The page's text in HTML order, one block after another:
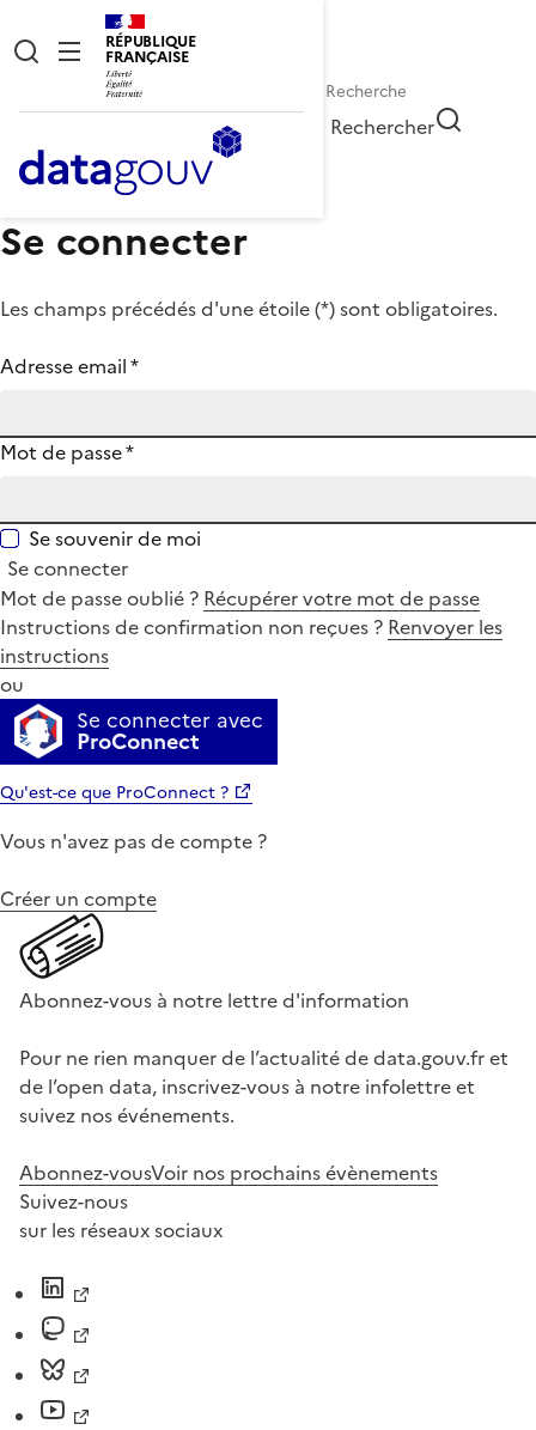
RÉPUBLIQUE
FRANÇAISE
Rechercher
Se connecter
Les champs précédés d'une étoile (*) sont obligatoires.
Adresse email*
Mot de passe*
Se souvenir de moi
Se connecter
Mot de passe oublié ? Récupérer votre mot de passe
Instructions de confirmation non reçues ? Renvoyer les
instructions
ou
Se connecter avec
ProConnect
Qu'est-ce que ProConnect ?
Vous n'avez pas de compte ?
Créer un compte
Abonnez-vous à notre lettre d'information
Pour ne rien manquer de l’actualité de data.gouv.fr et
de l’open data, inscrivez-vous à notre infolettre et
suivez nos événements.
Abonnez-vousVoir nos prochains évènements
Suivez-nous
sur les réseaux sociaux